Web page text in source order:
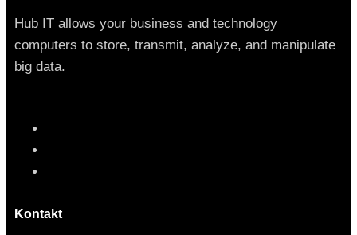
Hub IT allows your business and technology
computers to store, transmit, analyze, and manipulate
big data.
Kontakt